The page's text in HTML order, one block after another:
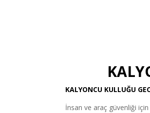
KALYONCU KULLUĞU
İnsan ve araç güvenliği